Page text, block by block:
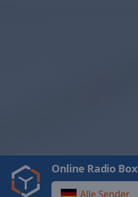
Video
Play
Backward
Alle Sender
Online Radio Box